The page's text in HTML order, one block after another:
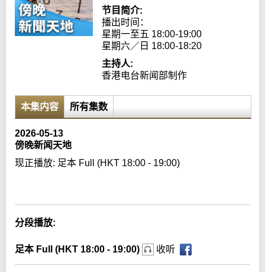
节目简介:
播出时间：
星期一至五 18:00-19:00
星期六／日 18:00-18:20
主持人:
香港电台新闻部制作
本集内容 所有集数
2026-05-13
傍晚新闻天地
现正播放: 足本 Full (HKT 18:00 - 19:00)
分段播放:
足本 Full (HKT 18:00 - 19:00) 收听